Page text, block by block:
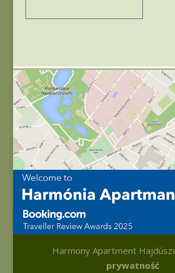
Harmony Apartment
prywatność